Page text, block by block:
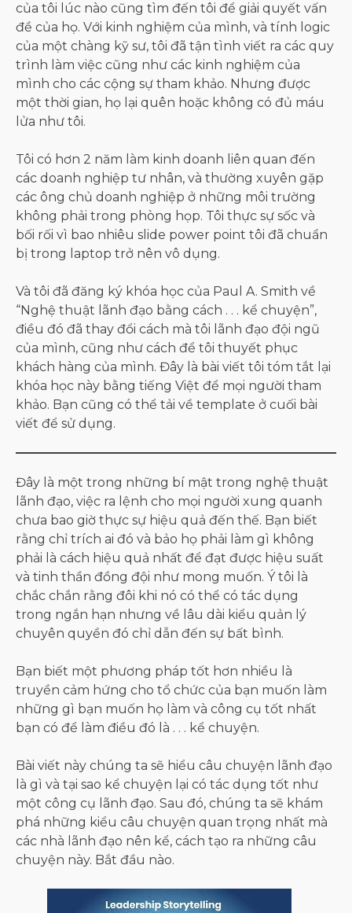
của tôi lúc nào cũng tìm đến tôi để giải quyết vấn
đề của họ. Với kinh nghiệm của mình, và tính logic
của một chàng kỹ sư, tôi đã tận tình viết ra các quy
trình làm việc cũng như các kinh nghiệm của
mình cho các cộng sự tham khảo. Nhưng được
một thời gian, họ lại quên hoặc không có đủ máu
lửa như tôi.
Tôi có hơn 2 năm làm kinh doanh liên quan đến
các doanh nghiệp tư nhân, và thường xuyên gặp
các ông chủ doanh nghiệp ở những môi trường
không phải trong phòng họp. Tôi thực sự sốc và
bối rối vì bao nhiêu slide power point tôi đã chuẩn
bị trong laptop trở nên vô dụng.
Và tôi đã đăng ký khóa học của Paul A. Smith về
“Nghệ thuật lãnh đạo bằng cách . . . kể chuyện”,
điều đó đã thay đổi cách mà tôi lãnh đạo đội ngũ
của mình, cũng như cách để tôi thuyết phục
khách hàng của mình. Đây là bài viết tôi tóm tắt lại
khóa học này bằng tiếng Việt để mọi người tham
khảo. Bạn cũng có thể tải về template ở cuối bài
viết để sử dụng.
Đây là một trong những bí mật trong nghệ thuật
lãnh đạo, việc ra lệnh cho mọi người xung quanh
chưa bao giờ thực sự hiệu quả đến thế. Bạn biết
rằng chỉ trích ai đó và bảo họ phải làm gì không
phải là cách hiệu quả nhất để đạt được hiệu suất
và tinh thần đồng đội như mong muốn. Ý tôi là
chắc chắn rằng đôi khi nó có thể có tác dụng
trong ngắn hạn nhưng về lâu dài kiểu quản lý
chuyên quyền đó chỉ dẫn đến sự bất bình.
Bạn biết một phương pháp tốt hơn nhiều là
truyền cảm hứng cho tổ chức của bạn muốn làm
những gì bạn muốn họ làm và công cụ tốt nhất
bạn có để làm điều đó là . . . kể chuyện.
Bài viết này chúng ta sẽ hiểu câu chuyện lãnh đạo
là gì và tại sao kể chuyện lại có tác dụng tốt như
một công cụ lãnh đạo. Sau đó, chúng ta sẽ khám
phá những kiểu câu chuyện quan trọng nhất mà
các nhà lãnh đạo nên kể, cách tạo ra những câu
chuyện này. Bắt đầu nào.